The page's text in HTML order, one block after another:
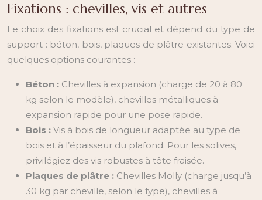
Fixations : chevilles, vis et autres
Le choix des fixations est crucial et dépend du type de
support : béton, bois, plaques de plâtre existantes. Voici
quelques options courantes :
Béton : Chevilles à expansion (charge de 20 à 80
kg selon le modèle), chevilles métalliques à
expansion rapide pour une pose rapide.
Bois : Vis à bois de longueur adaptée au type de
bois et à l’épaisseur du plafond. Pour les solives,
privilégiez des vis robustes à tête fraisée.
Plaques de plâtre : Chevilles Molly (charge jusqu’à
30 kg par cheville, selon le type), chevilles à